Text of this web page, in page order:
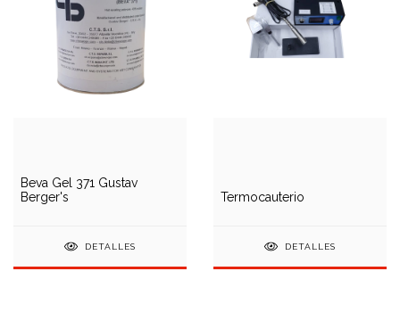
Beva Gel 371 Gustav
Berger's
DETALLES
Termocauterio
DETALLES